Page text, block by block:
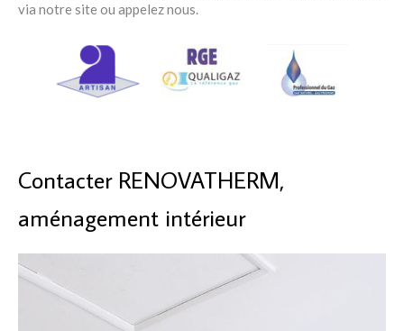
via notre site ou appelez nous.
Contacter RENOVATHERM,
aménagement intérieur